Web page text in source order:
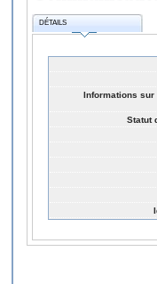
DÉTAILS
Informations
Statut